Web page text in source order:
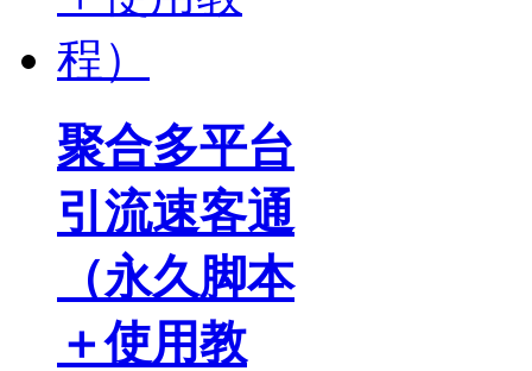
聚合多平台
引流速客通
（永久脚本
＋使用教